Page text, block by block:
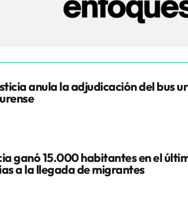
anula la adjudicación del bus
ganó 15.000 habitantes en el
a la llegada de migrantes